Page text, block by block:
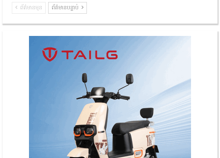
ព័ត៌មានមុន ព័ត៌មានបន្ទាប់